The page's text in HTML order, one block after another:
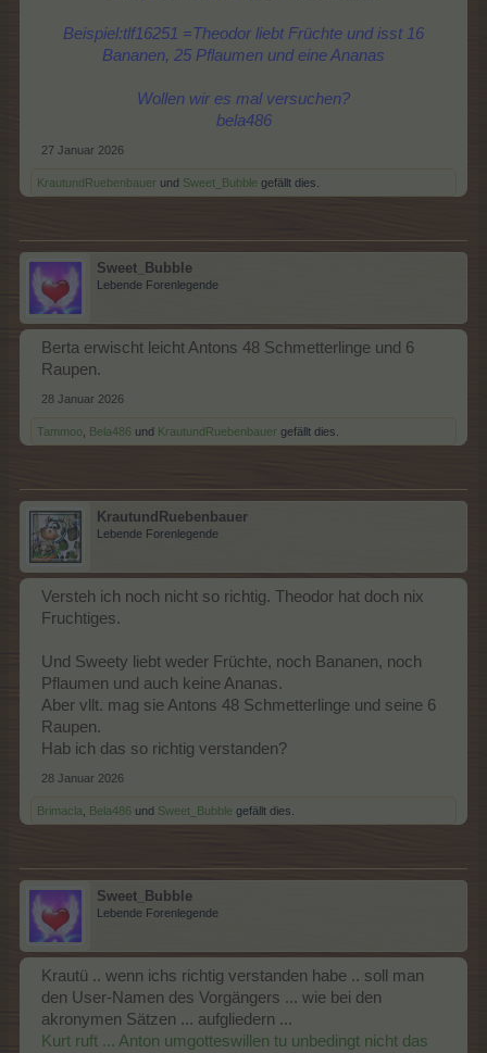
Beispiel:tlf16251 =Theodor liebt Früchte und isst 16
Bananen, 25 Pflaumen und eine Ananas
Wollen wir es mal versuchen?
bela486
27 Januar 2026
KrautundRuebenbauer und Sweet_Bubble gefällt dies.
Sweet_Bubble
Lebende Forenlegende
Berta erwischt leicht Antons 48 Schmetterlinge und 6
Raupen.
28 Januar 2026
Tammoo Bela486 und KrautundRuebenbauer gefällt dies.
KrautundRuebenbauer
Lebende Forenlegende
Versteh ich noch nicht so richtig. Theodor hat doch nix
Fruchtiges.
Und Sweety liebt weder Früchte, noch Bananen, noch
Pflaumen und auch keine Ananas.
Aber vllt. mag sie Antons 48 Schmetterlinge und seine 6
Raupen.
Hab ich das so richtig verstanden?
28 Januar 2026
Brimacla Bela486 und Sweet_Bubble gefällt dies.
Sweet_Bubble
Lebende Forenlegende
Krautü .. wenn ichs richtig verstanden habe .. soll man
den User-Namen des Vorgängers ... wie bei den
akronymen Sätzen ... aufgliedern ...
Kurt ruft ... Anton umgotteswillen tu unbedingt nicht das